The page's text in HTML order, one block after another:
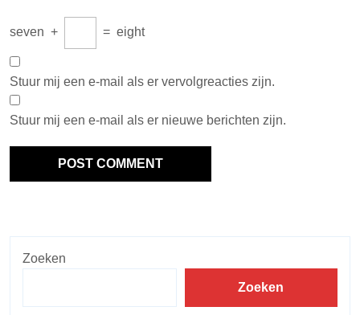
seven + = eight
Stuur mij een e-mail als er vervolgreacties zijn.
Stuur mij een e-mail als er nieuwe berichten zijn.
Zoeken
Zoeken